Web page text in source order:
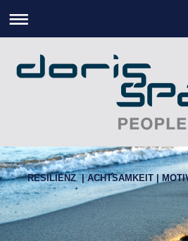
RESILIENZ | ACHTSAMKEIT |